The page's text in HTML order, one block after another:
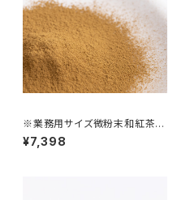
※業務用サイズ微粉末和紅茶5
00ｇ
¥7,398